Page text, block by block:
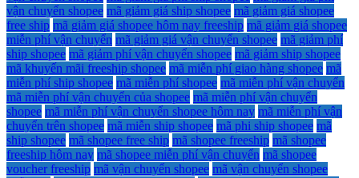
vận chuyển shopee mã giảm giá ship shopee mã giảm giá shopee
free ship mã giảm giá shopee hôm nay freeship mã giảm giá shopee
miễn phí vận chuyển mã giảm giá vận chuyển shopee mã giảm phí
ship shopee mã giảm phí vận chuyển shopee mã giảm ship shopee
mã khuyến mãi freeship shopee mã miễn phí giao hàng shopee mã
miễn phí ship shopee mã miễn phí shopee mã miễn phí vận chuyển
mã miễn phí vận chuyển của shopee mã miễn phí vận chuyển
shopee mã miễn phí vận chuyển shopee hôm nay mã miễn phí vận
chuyển trên shopee mã miễn ship shopee mã phi ship shopee mã
ship shopee mã shopee free ship mã shopee freeship mã shopee
freeship hôm nay mã shopee miễn phí vận chuyển mã shopee
voucher freeship mã vận chuyển shopee mã vận chuyển shopee